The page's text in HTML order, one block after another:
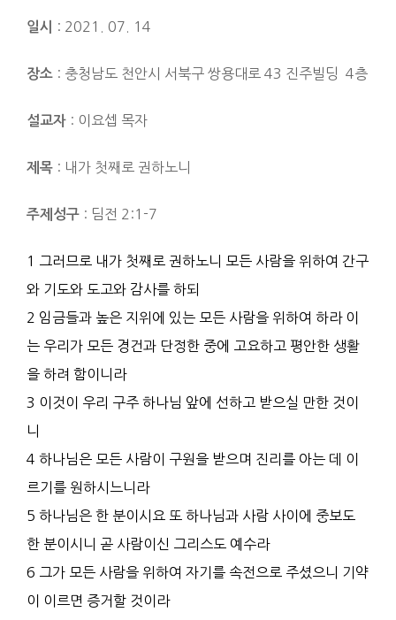
일시 : 2021. 07. 14
장소 : 충청남도 천안시 서북구 쌍용대로 43 진주빌딩 4층
설교자 : 이요셉 목자
제목 : 내가 첫째로 권하노니
주제성구 : 딤전 2:1-7
1 그러므로 내가 첫째로 권하노니 모든 사람을 위하여 간구
와 기도와 도고와 감사를 하되
2 임금들과 높은 지위에 있는 모든 사람을 위하여 하라 이
는 우리가 모든 경건과 단정한 중에 고요하고 평안한 생활
을 하려 함이니라
3 이것이 우리 구주 하나님 앞에 선하고 받으실 만한 것이
니
4 하나님은 모든 사람이 구원을 받으며 진리를 아는 데 이
르기를 원하시느니라
5 하나님은 한 분이시요 또 하나님과 사람 사이에 중보도
한 분이시니 곧 사람이신 그리스도 예수라
6 그가 모든 사람을 위하여 자기를 속전으로 주셨으니 기약
이 이르면 증거할 것이라